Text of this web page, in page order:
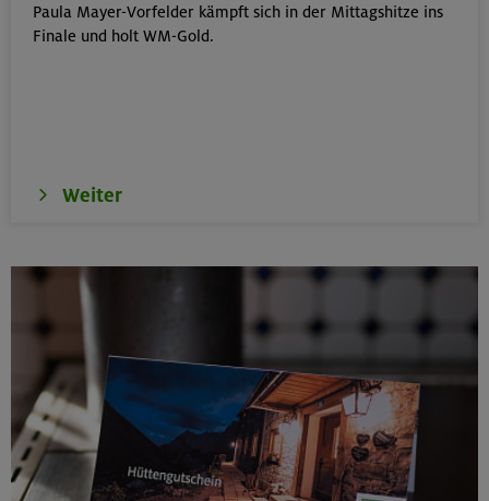
Schwarzenstein 3369 m und Schönbichler Horn 3133
m
Schinder 1808 m
Aufbaukurs Klettern indoor (3 Termine)
München
Paula Mayer-Vorfelder kämpft sich in der Mittagshitze ins
Finale und holt WM-Gold.
Weiter